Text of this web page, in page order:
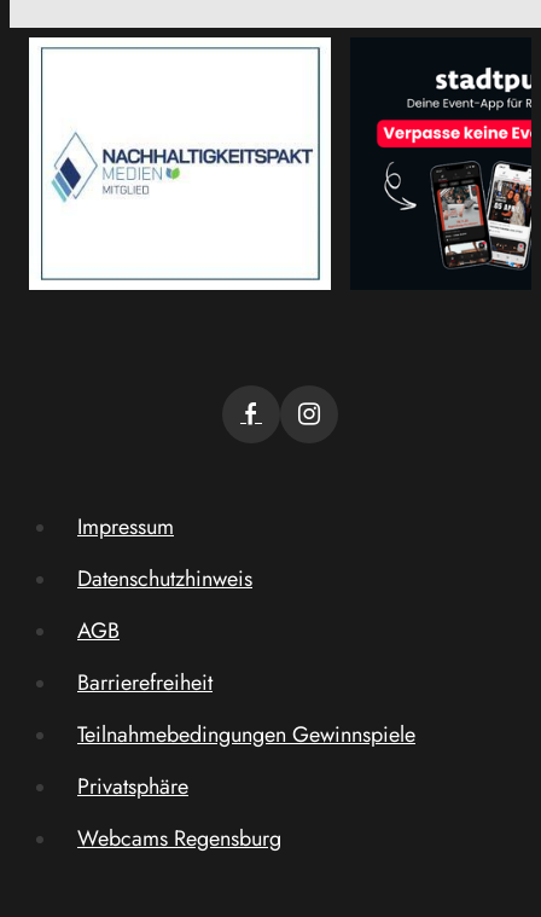
Impressum
Datenschutzhinweis
AGB
Barrierefreiheit
Teilnahmebedingungen Gewinnspiele
Privatsphäre
Webcams Regensburg